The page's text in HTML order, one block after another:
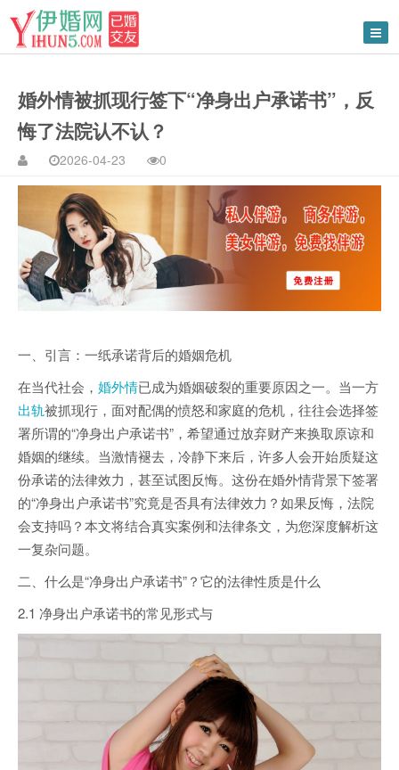
婚外情被抓现行签下“净身出户承诺书”，反
悔了法院认不认？
2026-04-23 0
一、引言：一纸承诺背后的婚姻危机
在当代社会， 婚外情已成为婚姻破裂的重要原因之一。当一方
出轨被抓现行，面对配偶的愤怒和家庭的危机，往往会选择签
署所谓的“净身出户承诺书”，希望通过放弃财产来换取原谅和
婚姻的继续。当激情褪去，冷静下来后，许多人会开始质疑这
份承诺的法律效力，甚至试图反悔。这份在婚外情背景下签署
的“净身出户承诺书”究竟是否具有法律效力？如果反悔，法院
会支持吗？本文将结合真实案例和法律条文，为您深度解析这
一复杂问题。
二、什么是“净身出户承诺书”？它的法律性质是什么
2.1 净身出户承诺书的常见形式与